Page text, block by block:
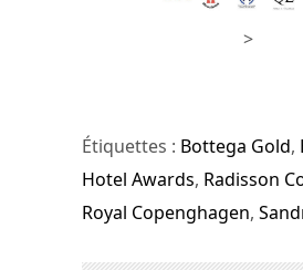
>
Étiquettes : Bottega Gold,
Hotel Awards, Radisson
Royal Copenghagen,